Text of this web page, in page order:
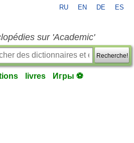
RU EN DE ES
sur 'Academic'
Recherche!
livres Игры ⚽